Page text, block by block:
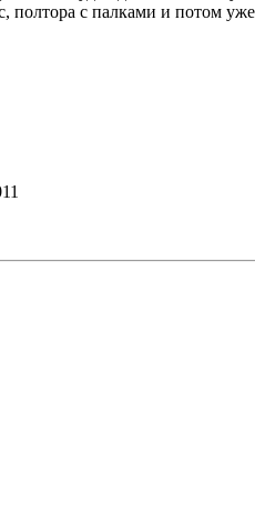
полтора с палками и потом